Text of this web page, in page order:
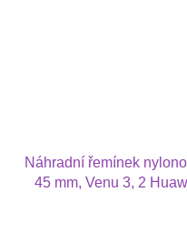
Náhradní řemínek
45 mm, Venu 3, 2